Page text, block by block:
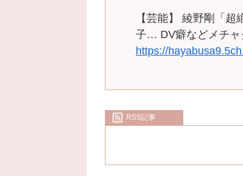
【芸能】 綾野剛「
子… DV癖などメチ
https://
RSS記事